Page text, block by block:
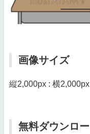
画像サイズ
縦2,000px : 横2,000px
無料ダウンロー